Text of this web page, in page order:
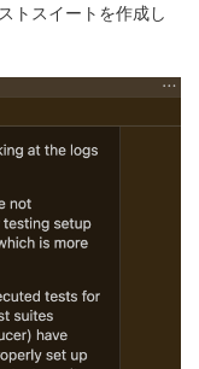
トスイートを作成し